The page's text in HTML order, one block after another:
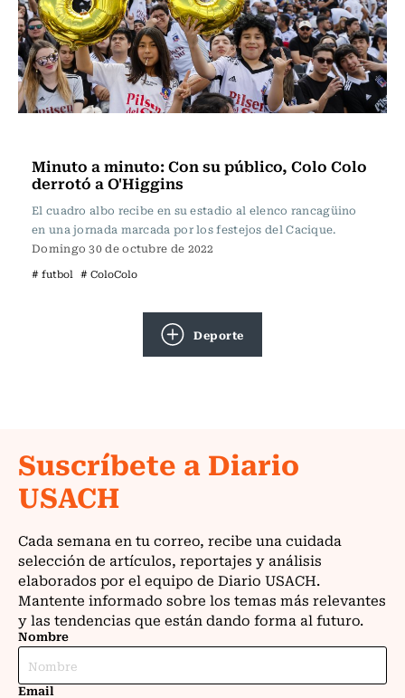
Minuto a minuto: Con su público, Colo Colo
derrotó a O'Higgins
El cuadro albo recibe en su estadio al elenco rancagüino
en una jornada marcada por los festejos del Cacique.
Domingo 30 de octubre de 2022
# futbol # ColoColo
Deporte